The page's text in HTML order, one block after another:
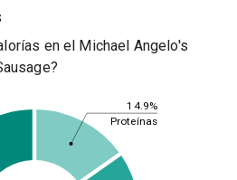
en el Michael Angelo's
14.9%
Proteínas